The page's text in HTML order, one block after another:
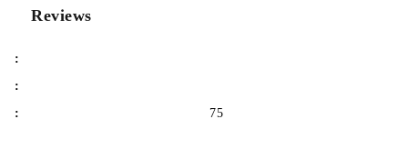
Reviews
:
:
:
75